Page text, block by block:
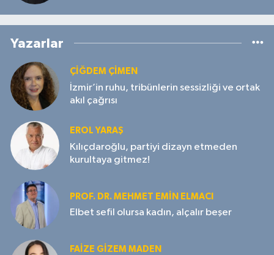
Yazarlar
ÇIĞDEM ÇIMEN
İzmir’in ruhu, tribünlerin sessizliği ve ortak
akıl çağrısı
EROL YARAŞ
Kılıçdaroğlu, partiyi dizayn etmeden
kurultaya gitmez!
PROF. DR. MEHMET EMIN ELMACI
Elbet sefil olursa kadın, alçalır beşer
FAIZE GIZEM MADEN